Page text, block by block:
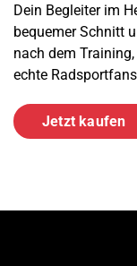
Dein Begleiter im
bequemer Schnitt
nach dem
echte
Jetzt kaufen